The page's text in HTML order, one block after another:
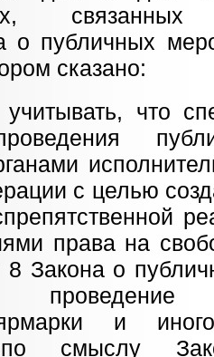
о публичных
сказано:
что
с целью
права на
8 Закона о
и
по смыслу